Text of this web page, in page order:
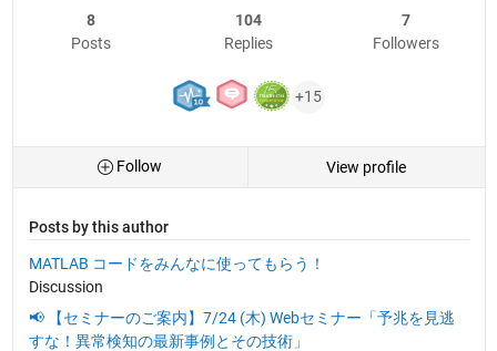
8
Posts
104
Replies
7
Followers
+15
Follow View profile
Posts by this author
MATLAB コードをみんなに使ってもらう！
Discussion
📢 【セミナーのご案内】7/24 (木) Webセミナー「予兆を見逃
すな！異常検知の最新事例とその技術」